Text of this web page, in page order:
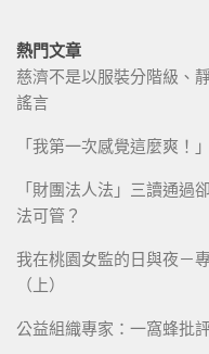
熱門文章
慈濟不是以服裝分階級、
謠言
「我第一次感覺這麼爽！
「財團法人法」三讀通過
法可管？
我在桃園女監的日與夜－
（上）
公益組織專家：一窩蜂批